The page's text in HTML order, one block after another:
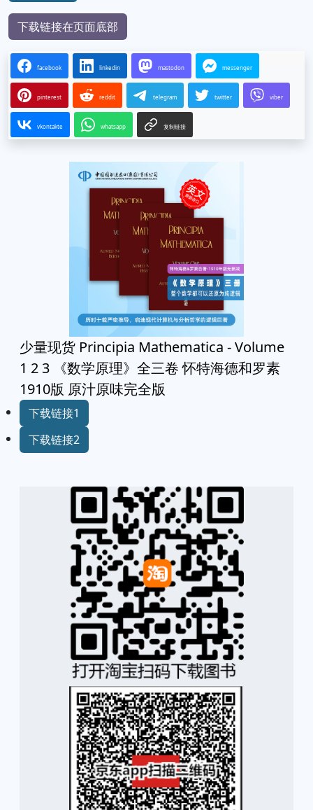
下载链接在页面底部
facebook linkedin mastodon messenger
pinterest reddit telegram twitter viber
vkontakte whatsapp 复制链接
少量现货 Principia Mathematica - Volume
1 2 3 《数学原理》全三卷 怀特海德和罗素
1910版 原汁原味完全版
下载链接1
下载链接2